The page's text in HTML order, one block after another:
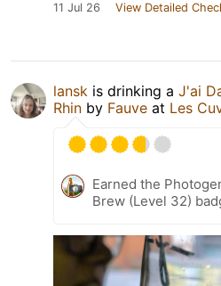
11 Jul 26 View Detailed
lansk is drinking a J'ai
Rhin by Fauve at Les
Earned the
Brew (Level 32)